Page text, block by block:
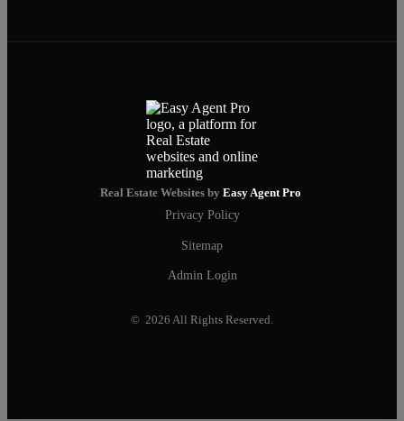
Real Estate Websites by Easy Agent Pro
Privacy Policy
Sitemap
Admin Login
© 2026 All Rights Reserved.